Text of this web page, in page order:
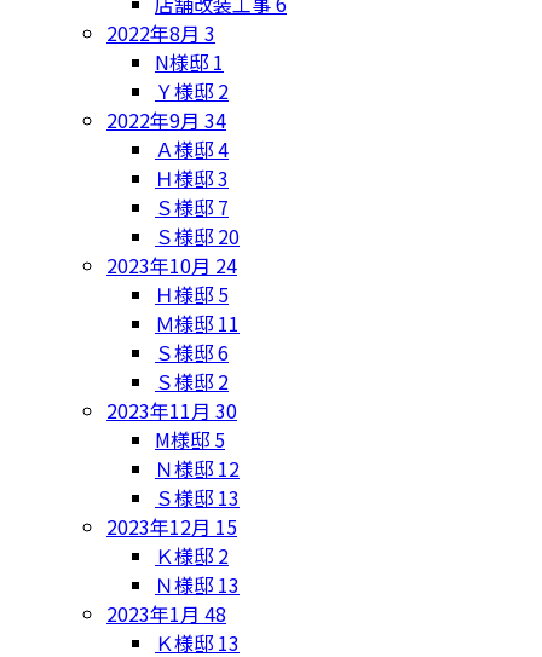
2022年8月 3
N様邸 1
Ｙ様邸 2
2022年9月 34
Ａ様邸4
Ｈ様邸3
Ｓ様邸 7
Ｓ様邸 20
2023年10月 24
Ｈ様邸 5
Ｍ様邸 11
Ｓ様邸6
Ｓ様邸 2
2023年11月 30
M様邸 5
Ｎ様邸 12
Ｓ様邸 13
2023年12月 15
Ｋ様邸 2
Ｎ様邸 13
2023年1月 48
Ｋ様邸 13